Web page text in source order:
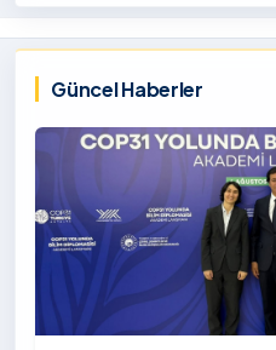
İçin
Tıklayınız
Güncel Haberler